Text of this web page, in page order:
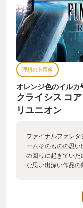
理想の上司像
オレンジ色のイルカ
クライシス コ
リユニオン
ファイナルファン
ームそのものの思
の回りに起きてい
な思い出深い作品
をすぐに押しまし
ー版なのですが、
す。 大画面で見て